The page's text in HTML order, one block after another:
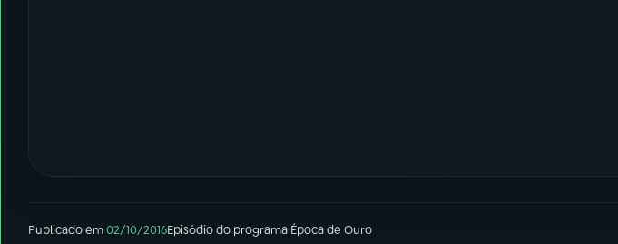
Publicado em02/10/2016Episódiodo programa Época de Ouro